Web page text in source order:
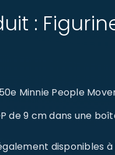
:
Minnie People
de 9 cm dans une
disponibles à